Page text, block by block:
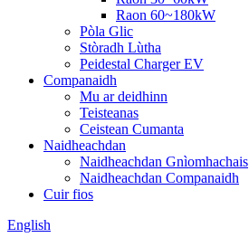
Raon 60~180kW
Pòla Glic
Stòradh Lùtha
Peidestal Charger EV
Companaidh
Mu ar deidhinn
Teisteanas
Ceistean Cumanta
Naidheachdan
Naidheachdan Gnìomhachais
Naidheachdan Companaidh
Cuir fios
English